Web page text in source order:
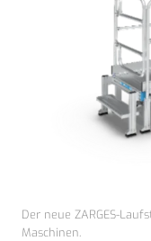
Der neue ZARGES-
Maschinen.